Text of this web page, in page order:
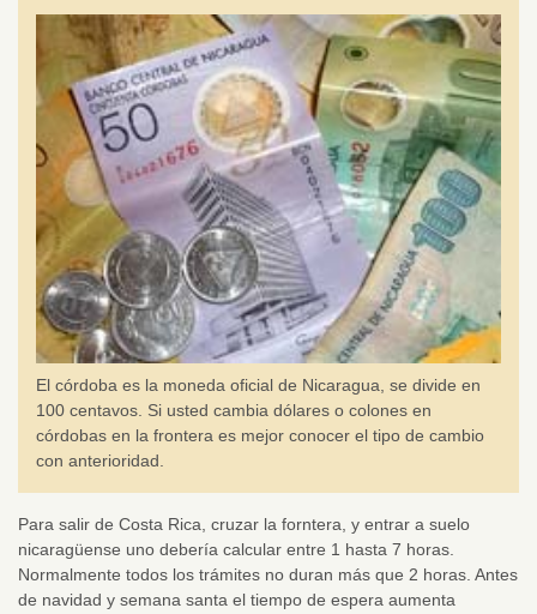
El córdoba es la moneda oficial de Nicaragua, se divide en
100 centavos. Si usted cambia dólares o colones en
córdobas en la frontera es mejor conocer el tipo de cambio
con anterioridad.
Para salir de Costa Rica, cruzar la forntera, y entrar a suelo
nicaragüense uno debería calcular entre 1 hasta 7 horas.
Normalmente todos los trámites no duran más que 2 horas. Antes
de navidad y semana santa el tiempo de espera aumenta